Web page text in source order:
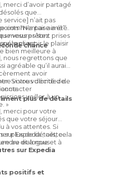
merci d’avoir partagé
que
n’ait pas
commentaire a été
mesures sont prises
avoir le plaisir
bien meilleure à
“N’a pas aimé”
vous prêtez
le client.
chance
nous regrettons que
agréable qu’il aurait
avoir
Si vous décidez de
contacter
veiller à un
»
votre volonté de
plus de détails
merci pour votre
que votre séjour
à vos attentes. Si
plus de détails, cela
et à nous
sur Expedia ; cette
au dialogue et à
sur Expedia
positifs et